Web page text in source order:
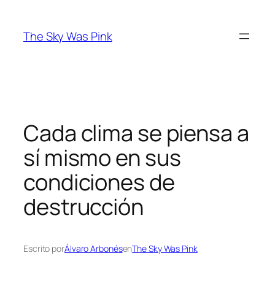
contenido
The Sky Was Pink
Cada clima se piensa a
sí mismo en sus
condiciones de
destrucción
Escrito porÁlvaro ArbonésenThe Sky Was Pink